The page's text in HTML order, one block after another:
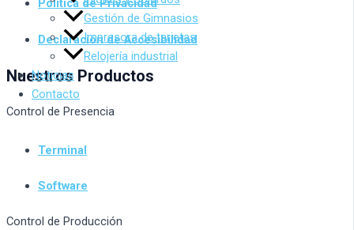
Gestión de Gimnasios
Impresora de tarjetas
Relojería industrial
Noticias
Contacto
Política de Privacidad
Declaración de Accesibilidad
Nuestros Productos
Control de Presencia
Terminal
Software
Control de Producción